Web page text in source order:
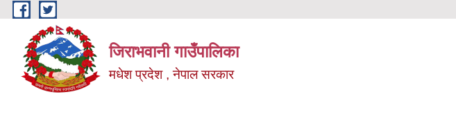
Skip to main content
जिराभवानी गाउँपालिका
मधेश प्रदेश , नेपाल सरकार